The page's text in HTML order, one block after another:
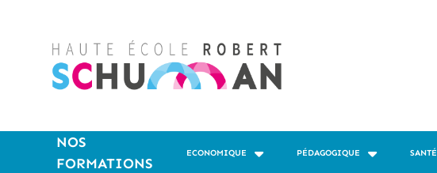
NOS
FORMATIONS
ECONOMIQUE PÉDAGOGIQUE SANTÉ